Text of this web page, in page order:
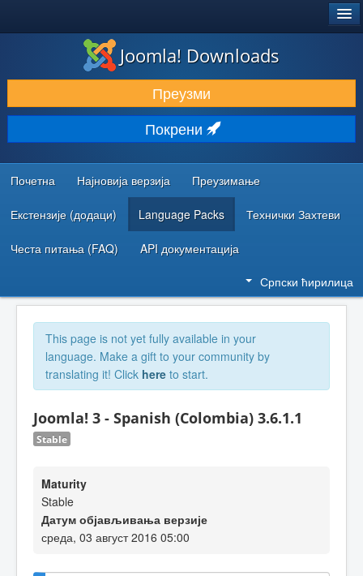
ПРЕУЗИМАЊЕ И ПРОШИРЕЊА (ЕКСТЕНЗИЈЕ)
ОТКРИЈТЕ И НАУЧИТЕ
ЗАЈЕДНИЦА И ПОДРШКА
РЕСУРСИ ЗА РАЗВОЈ
Joomla! Downloads
Преузми
Покрени
Почетна Најновија верзија Преузимање
Екстензије (додаци) Language Packs Технички Захтеви
Честа питања (FAQ) API документација
Српски ћирилица
This page is not yet fully available in your
language. Make a gift to your community by
translating it! Click here to start.
Joomla! 3 - Spanish (Colombia) 3.6.1.1
Stable
Maturity
Stable
Датум објављивања верзије
среда, 03 август 2016 05:00